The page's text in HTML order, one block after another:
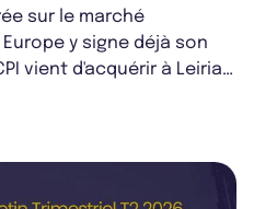
sur le marché
y signe déjà son
vient d'acquérir à Leiria,
établis...